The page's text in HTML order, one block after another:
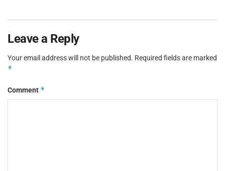
Leave a Reply
Your email address will not be published. Required fields are marked
*
Comment *